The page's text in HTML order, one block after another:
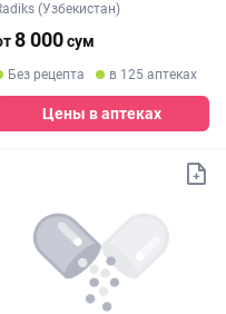
(Узбекистан)
8 000сум
Без рецепта в 125 аптеках
Цены в аптеках